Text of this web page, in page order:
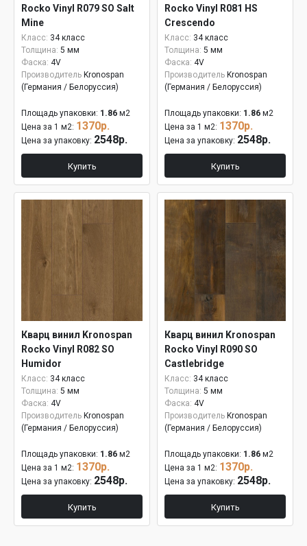
Rocko Vinyl R079 SO Salt
Mine
Класс: 34 класс
Толщина: 5 мм
Фаска: 4V
Производитель Kronospan
(Германия / Белоруссия)
Площадь упаковки: 1.86 м2
Цена за 1 м2: 1370р.
Цена за упаковку: 2548р.
Купить
Rocko Vinyl R081 HS
Crescendo
Класс: 34 класс
Толщина: 5 мм
Фаска: 4V
Производитель Kronospan
(Германия / Белоруссия)
Площадь упаковки: 1.86 м2
Цена за 1 м2: 1370р.
Цена за упаковку: 2548р.
Купить
Кварц винил Kronospan
Rocko Vinyl R082 SO
Humidor
Класс: 34 класс
Толщина: 5 мм
Фаска: 4V
Производитель Kronospan
(Германия / Белоруссия)
Площадь упаковки: 1.86 м2
Цена за 1 м2: 1370р.
Цена за упаковку: 2548р.
Купить
Кварц винил Kronospan
Rocko Vinyl R090 SO
Castlebridge
Класс: 34 класс
Толщина: 5 мм
Фаска: 4V
Производитель Kronospan
(Германия / Белоруссия)
Площадь упаковки: 1.86 м2
Цена за 1 м2: 1370р.
Цена за упаковку: 2548р.
Купить